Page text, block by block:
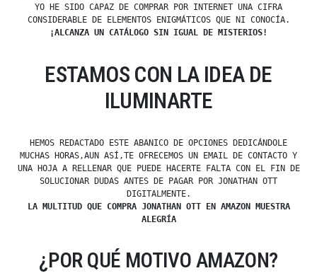
YO HE SIDO CAPAZ DE COMPRAR POR INTERNET UNA CIFRA
CONSIDERABLE DE ELEMENTOS ENIGMÁTICOS QUE NI CONOCÍA.
¡ALCANZA UN CATÁLOGO SIN IGUAL DE MISTERIOS!
ESTAMOS CON LA IDEA DE
ILUMINARTE
HEMOS REDACTADO ESTE ABANICO DE OPCIONES DEDICÁNDOLE
MUCHAS HORAS,AUN ASÍ,TE OFRECEMOS UN EMAIL DE CONTACTO Y
UNA HOJA A RELLENAR QUE PUEDE HACERTE FALTA CON EL FIN DE
SOLUCIONAR DUDAS ANTES DE PAGAR POR JONATHAN OTT
DIGITALMENTE.
LA MULTITUD QUE COMPRA JONATHAN OTT EN AMAZON MUESTRA
ALEGRÍA
¿POR QUÉ MOTIVO AMAZON?